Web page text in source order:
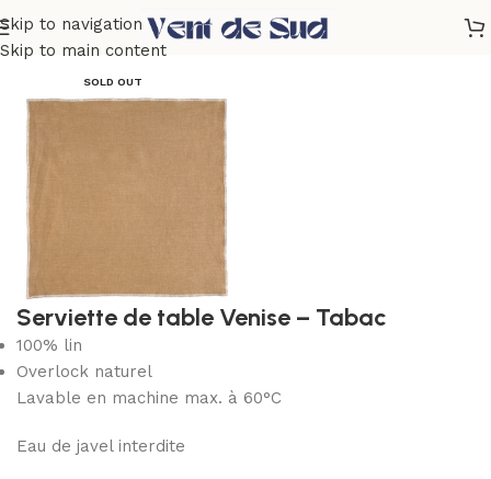
Skip to navigation
Skip to main content
Accueil Linge de table Serviettes de table
SOLD OUT
Serviette de table Venise – Tabac
100% lin
Overlock naturel
Lavable en machine max. à 60°C
Eau de javel interdite